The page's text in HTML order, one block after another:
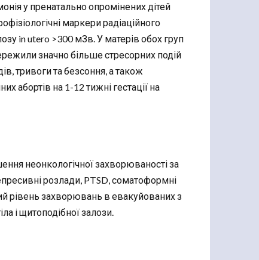
у пренатально опромінених дітей
маркери радіаційного
in utero >300 мЗв. У матерів обох груп
значно більше стресорних подій
тривоги та безсоння, а також
абортів на 1-12 тижні гестації на
неонкологічної захворюваності за
розлади, PTSD, соматоформні
рівень захворювань в евакуйованих з
і щитоподібної залози.